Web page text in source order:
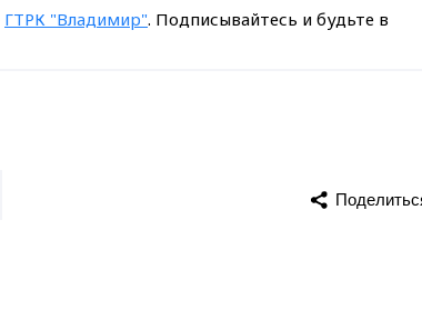
ГТРК "Владимир". Подписывайтесь и будьте в